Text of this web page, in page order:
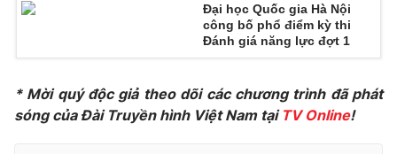
Emagazine Podcast
Photo Infographic
Video Shorts video
Đại học Quốc gia Hà Nội
công bố phổ điểm kỳ thi
Đánh giá năng lực đợt 1
* Mời quý độc giả theo dõi các chương trình đã phát
sóng của Đài Truyền hình Việt Nam tại TV Online!